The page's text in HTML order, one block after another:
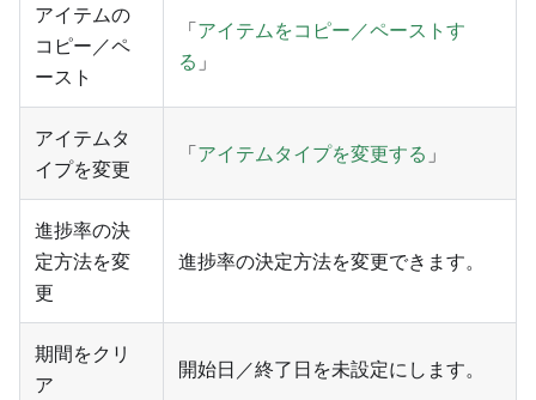
アイテムの
コピー／ペ
ースト
「アイテムをコピー／ペーストす
る」
アイテムタ
イプを変更
「アイテムタイプを変更する」
進捗率の決
定方法を変
更
進捗率の決定方法を変更できます。
期間をクリ
ア
開始日／終了日を未設定にします。